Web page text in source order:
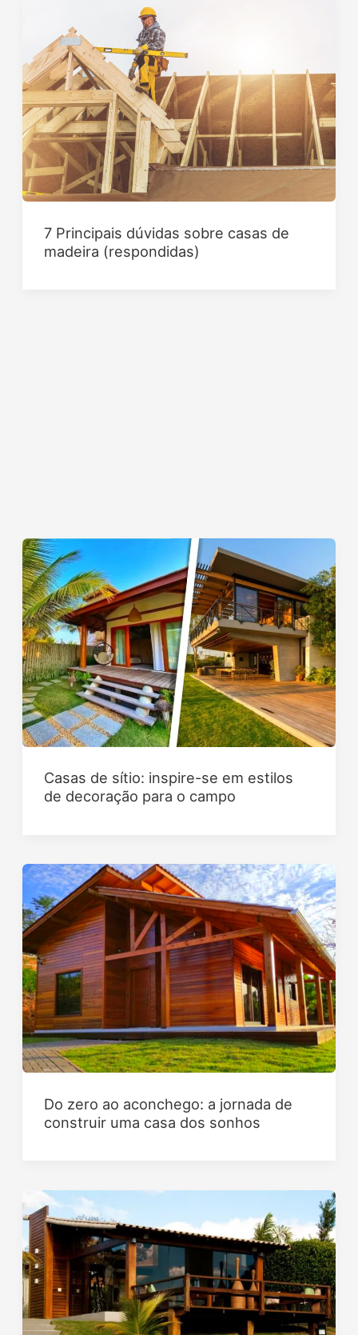
7 Principais dúvidas sobre casas de
madeira (respondidas)
Casas de sítio: inspire-se em estilos
de decoração para o campo
Do zero ao aconchego: a jornada de
construir uma casa dos sonhos